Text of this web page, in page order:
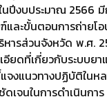
นปีงบประมาณ 2566
ละขั้นตอนการถ่ายโ
ารส่วนจังหวัด พ.ศ.
ยดที่เกี่ยวกับระบบย
นวทางปฏิบัติในหล
ชัดเจนในการดำเนิน